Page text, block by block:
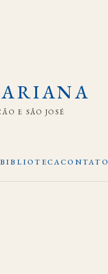
E SÃO JOSÉ
BIBLIOTECACONTATO